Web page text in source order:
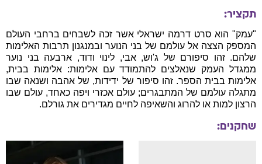
תקציר:
"עמק" הוא סרט דרמה ישראלי אשר זכה לשבחים ברחבי העולם
המספק הצצה אל עולמם של בני הנוער ובמנגנון תרבות האלימות
שלהם. זהו סיפורם של ג'וש, אבי, לינוי ודוד, ארבעה בני נוער
ממגדל העמק שנאלצים להתמודד עם אלימות: אלימות בבית,
אלימות בבית הספר. זהו סיפור של ידידות, של אהבה ושנאה שבו
מתגלה עולמם של המתבגרים; עולם אכזרי ויפה כאחד, עולם שבו
הרצון למות או להרוג והשאיפה לחיים מגדירים את גורלם.
שחקנים: